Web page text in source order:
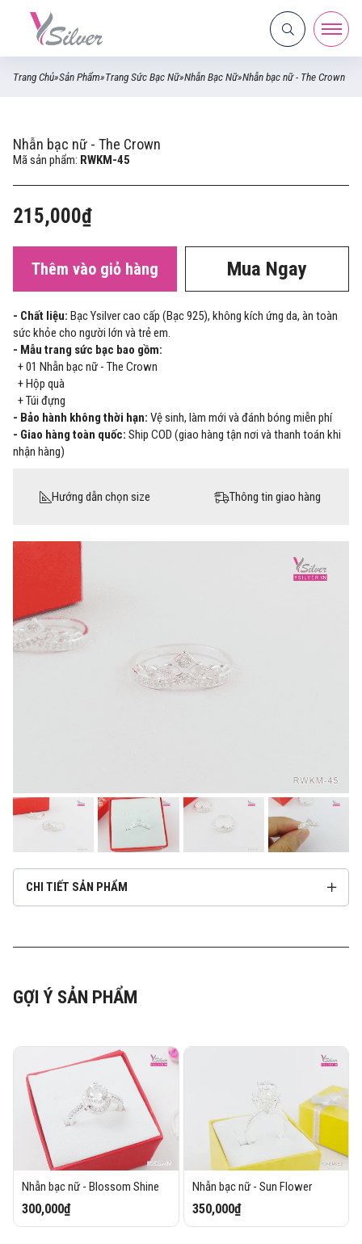
Trang Chủ»Sản Phẩm»Trang Sức Bạc Nữ»Nhẫn Bạc Nữ»Nhẫn bạc nữ - The Crown
Nhẫn bạc nữ - The Crown
Mã sản phẩm: RWKM-45
215,000₫
Thêm vào giỏ hàng Mua Ngay
- Chất liệu: Bạc Ysilver cao cấp (Bạc 925), không kích ứng da, àn toàn
sức khỏe cho người lớn và trẻ em.
- Mẫu trang sức bạc bao gồm:
+ 01 Nhẫn bạc nữ - The Crown
+ Hộp quà
+ Túi đựng
- Bảo hành không thời hạn: Vệ sinh, làm mới và đánh bóng miễn phí
- Giao hàng toàn quốc: Ship COD (giao hàng tận nơi và thanh toán khi
nhận hàng)
Hướng dẫn chọn size Thông tin giao hàng
CHI TIẾT SẢN PHẨM
GỢI Ý SẢN PHẨM
Nhẫn bạc nữ - Blossom Shine
300,000₫
Nhẫn bạc nữ - Sun Flower
350,000₫